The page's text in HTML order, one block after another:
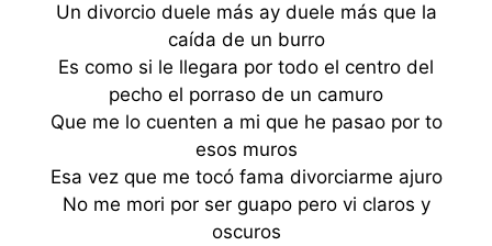
Un divorcio duele más ay duele más que la
caída de un burro
Es como si le llegara por todo el centro del
pecho el porraso de un camuro
Que me lo cuenten a mi que he pasao por to
esos muros
Esa vez que me tocó fama divorciarme ajuro
No me mori por ser guapo pero vi claros y
oscuros